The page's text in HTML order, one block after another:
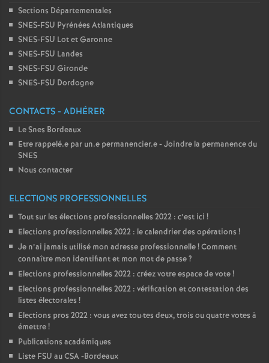
Sections Départementales
SNES-FSU Pyrénées Atlantiques
SNES-FSU Lot et Garonne
SNES-FSU Landes
SNES-FSU Gironde
SNES-FSU Dordogne
CONTACTS - ADHÉRER
Le Snes Bordeaux
Etre rappelé.e par un.e permanencier.e - Joindre la permanence du
SNES
Nous contacter
ELECTIONS PROFESSIONNELLES
Tout sur les élections professionnelles 2022 : c’est ici !
Elections professionnelles 2022 : le calendrier des opérations !
Je n’ai jamais utilisé mon adresse professionnelle! Comment
connaître mon identifiant et mon mot de passe?
Elections professionnelles 2022 : créez votre espace de vote!
Elections professionnelles 2022 : vérification et contestation des
listes électorales !
Elections pros 2022 : vous avez tou·tes deux, trois ou quatre votes à
émettre!
Publications académiques
Liste FSU au CSA -Bordeaux